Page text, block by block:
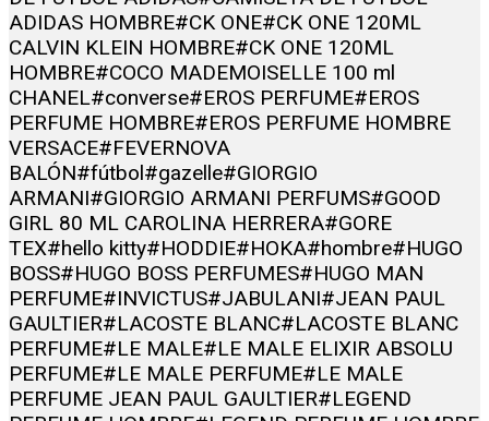
ADIDAS HOMBRE#CK ONE#CK ONE 120ML
CALVIN KLEIN HOMBRE#CK ONE 120ML
HOMBRE#COCO MADEMOISELLE 100 ml
CHANEL#converse#EROS PERFUME#EROS
PERFUME HOMBRE#EROS PERFUME HOMBRE
VERSACE#FEVERNOVA
BALÓN#fútbol#gazelle#GIORGIO
ARMANI#GIORGIO ARMANI PERFUMS#GOOD
GIRL 80 ML CAROLINA HERRERA#GORE
TEX#hello kitty#HODDIE#HOKA#hombre#HUGO
BOSS#HUGO BOSS PERFUMES#HUGO MAN
PERFUME#INVICTUS#JABULANI#JEAN PAUL
GAULTIER#LACOSTE BLANC#LACOSTE BLANC
PERFUME#LE MALE#LE MALE ELIXIR ABSOLU
PERFUME#LE MALE PERFUME#LE MALE
PERFUME JEAN PAUL GAULTIER#LEGEND